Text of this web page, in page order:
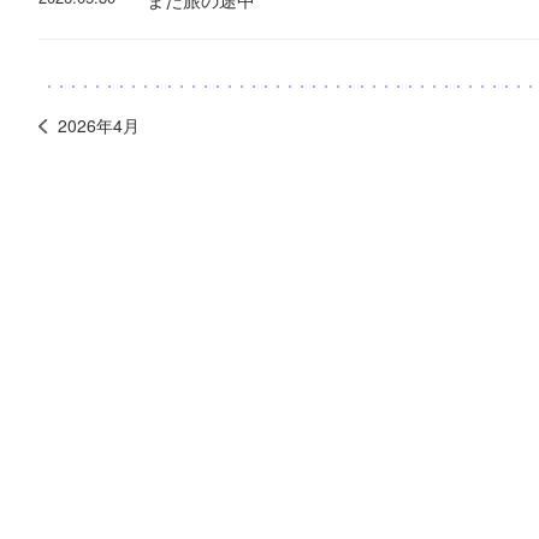
2026年4月